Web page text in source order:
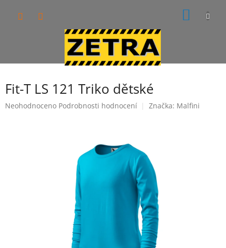
Fit-T LS 121 Triko dětské
Průměrné
Neohodnoceno Podrobnosti hodnocení Značka: Malfini